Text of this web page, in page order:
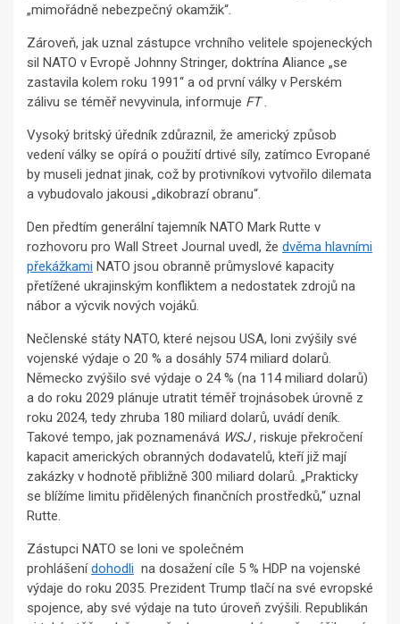
„mimořádně nebezpečný okamžik“.
Zároveň, jak uznal zástupce vrchního velitele spojeneckých
sil NATO v Evropě Johnny Stringer, doktrína Aliance „se
zastavila kolem roku 1991“ a od první války v Perském
zálivu se téměř nevyvinula, informuje FT.
Vysoký britský úředník zdůraznil, že americký způsob
vedení války se opírá o použití drtivé síly, zatímco Evropané
by museli jednat jinak, což by protivníkovi vytvořilo dilemata
a vybudovalo jakousi „dikobrazí obranu“.
Den předtím generální tajemník NATO Mark Rutte v
rozhovoru pro Wall Street Journal uvedl, že dvěma hlavními
překážkami NATO jsou obranně průmyslové kapacity
přetížené ukrajinským konfliktem a nedostatek zdrojů na
nábor a výcvik nových vojáků.
Nečlenské státy NATO, které nejsou USA, loni zvýšily své
vojenské výdaje o 20 % a dosáhly 574 miliard dolarů.
Německo zvýšilo své výdaje o 24 % (na 114 miliard dolarů)
a do roku 2029 plánuje utratit téměř trojnásobek úrovně z
roku 2024, tedy zhruba 180 miliard dolarů, uvádí deník.
Takové tempo, jak poznamenává WSJ, riskuje překročení
kapacit amerických obranných dodavatelů, kteří již mají
zakázky v hodnotě přibližně 300 miliard dolarů. „Prakticky
se blížíme limitu přidělených finančních prostředků,“ uznal
Rutte.
Zástupci NATO se loni ve společném
prohlášenídohodli na dosažení cíle 5 % HDP na vojenské
výdaje do roku 2035. Prezident Trump tlačí na své evropské
spojence, aby své výdaje na tuto úroveň zvýšili. Republikán